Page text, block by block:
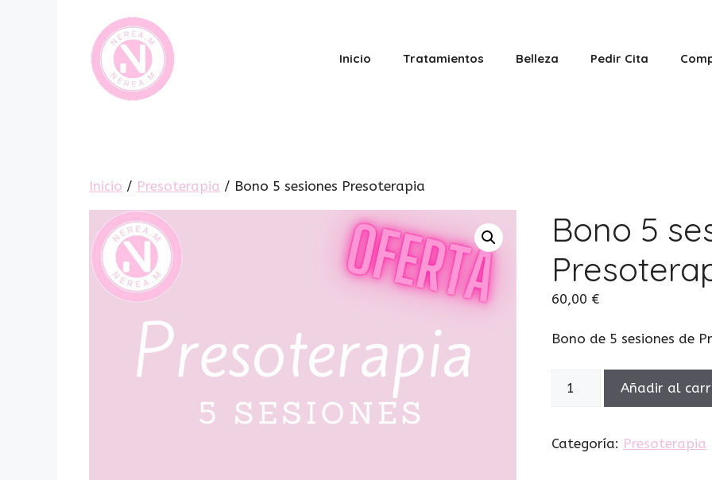
Inicio Tratamientos Belleza Pedir Cita
Inicio / Presoterapia / Bono 5 sesiones Presoterapia
Bono 5
60,00 €
Bono de 5 sesiones de
Añadir al
Categoría: Presoterapia